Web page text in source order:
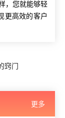
，您就能够轻
更高效的客户
窍门
更多